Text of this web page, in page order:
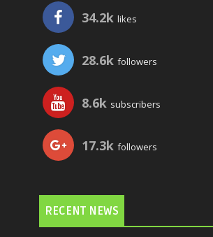
34.2k likes
28.6k followers
8.6k subscribers
17.3k followers
RECENT NEWS